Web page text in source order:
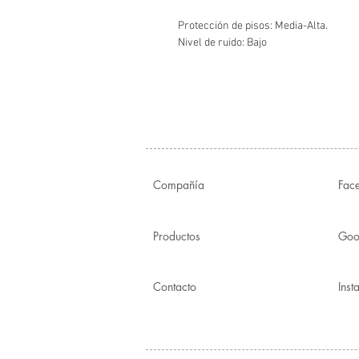
Protección de pisos: Media-Alta.
Nivel de ruido: Bajo
Compañía
Productos
Contacto